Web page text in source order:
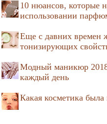
10 нюансов, которые
использовании
Еще с давних времен
тонизирующих
Модный маникюр
каждый день
Какая косметика